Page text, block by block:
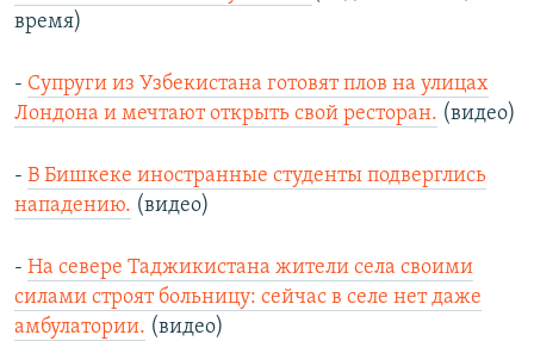
время)
- Супруги из Узбекистана готовят плов на улицах
Лондона и мечтают открыть свой ресторан. (видео)
- В Бишкеке иностранные студенты подверглись
нападению. (видео)
- На севере Таджикистана жители села своими
силами строят больницу: сейчас в селе нет даже
амбулатории. (видео)